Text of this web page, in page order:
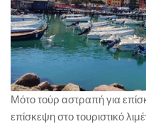
Μότο τούρ αστραπή για
επίσκεψη στο τουριστικό